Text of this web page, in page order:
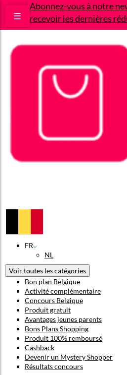
Abonnez-vous à notre
recevoir les dernières
☰
FR
NL
Voir toutes les catégories
Bon plan Belgique
Activité complémentaire
Concours Belgique
Produit gratuit
Avantages jeunes parents
Bons Plans Shopping
Produit 100% remboursé
Cashback
Devenir un Mystery Shopper
Résultats concours